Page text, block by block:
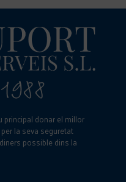
principal donar el millor
la seva seguretat
possible dins la